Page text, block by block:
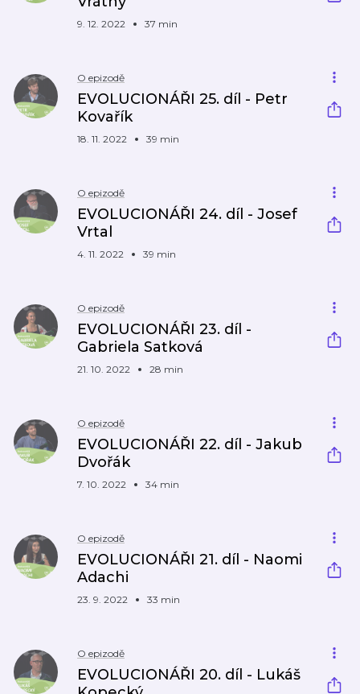
9. 12. 2022 37 min
O epizodě
EVOLUCIONÁŘI 25. díl - Petr
Kovařík
18. 11. 2022 39 min
O epizodě
EVOLUCIONÁŘI 24. díl - Josef
Vrtal
4. 11. 2022 39 min
O epizodě
EVOLUCIONÁŘI 23. díl -
Gabriela Satková
21. 10. 2022 28 min
O epizodě
EVOLUCIONÁŘI 22. díl - Jakub
Dvořák
7. 10. 2022 34 min
O epizodě
EVOLUCIONÁŘI 21. díl - Naomi
Adachi
23. 9. 2022 33 min
O epizodě
EVOLUCIONÁŘI 20. díl - Lukáš